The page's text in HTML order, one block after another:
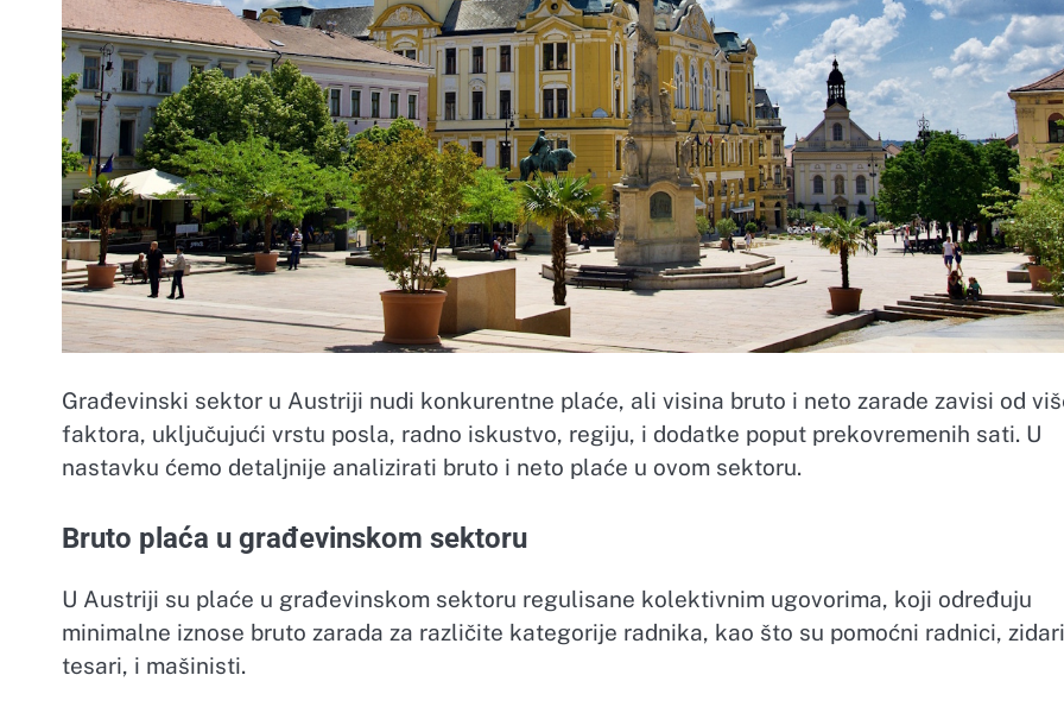
Građevinski sektor u Austriji nudi konkurentne plaće, ali visina bruto i neto zarade zavisi od
faktora, uključujući vrstu posla, radno iskustvo, regiju, i dodatke poput prekovremenih sati. U
nastavku ćemo detaljnije analizirati bruto i neto plaće u ovom sektoru.
Bruto plaća u građevinskom sektoru
U Austriji su plaće u građevinskom sektoru regulisane kolektivnim ugovorima, koji određuju
minimalne iznose bruto zarada za različite kategorije radnika, kao što su pomoćni radnici,
tesari, i mašinisti.